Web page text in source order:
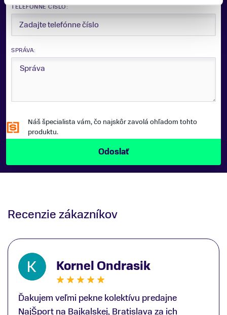
TELEFÓNNE ČÍSLO:
SPRÁVA:
Náš špecialista vám, čo najskôr zavolá ohľadom tohto
produktu.
Recenzie zákazníkov
Kornel Ondrasik
Ďakujem veľmi pekne kolektívu predajne
NajŠport na Bajkalskej, Bratislava za ich